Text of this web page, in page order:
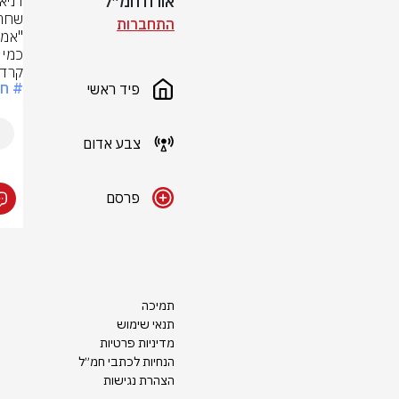
התחברות
פיד ראשי
צבע אדום
פרסם
תמיכה
תנאי שימוש
מדיניות פרטיות
הנחיות לכתבי חמ״ל
הצהרת נגישות
#